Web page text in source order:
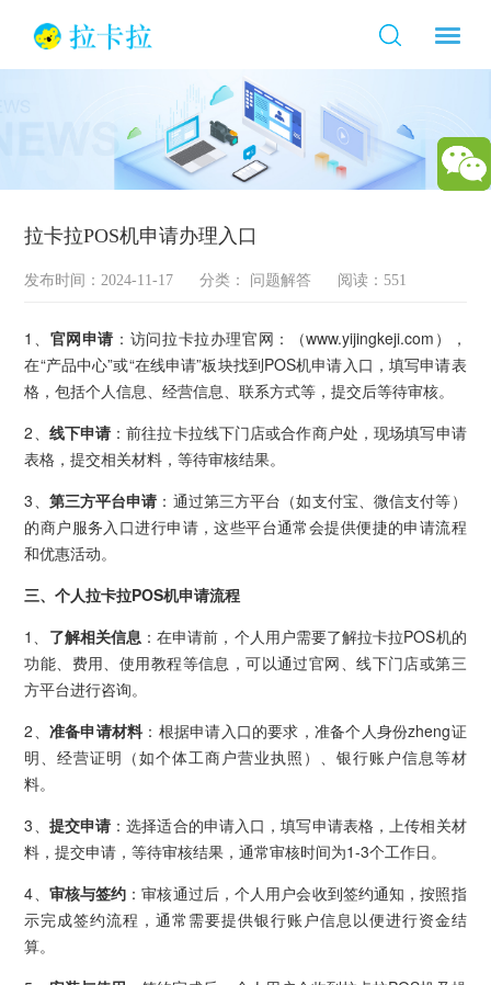
拉卡拉POS机申请办理入口
发布时间：2024-11-17 分类： 问题解答 阅读：551
1、 官网申请 ：访问拉卡拉办理官网：（www.yijingkeji.com），
在“产品中心”或“在线申请”板块找到POS机申请入口，填写申请表
格，包括个人信息、经营信息、联系方式等，提交后等待审核。
2、 线下申请 ：前往拉卡拉线下门店或合作商户处，现场填写申请
表格，提交相关材料，等待审核结果。
3、 第三方平台申请 ：通过第三方平台（如支付宝、微信支付等）
的商户服务入口进行申请，这些平台通常会提供便捷的申请流程
和优惠活动。
三、个人拉卡拉POS机申请流程
1、 了解相关信息 ：在申请前，个人用户需要了解拉卡拉POS机的
功能、费用、使用教程等信息，可以通过官网、线下门店或第三
方平台进行咨询。
2、 准备申请材料 ：根据申请入口的要求，准备个人身份zheng证
明、经营证明（如个体工商户营业执照）、银行账户信息等材
料。
3、 提交申请 ：选择适合的申请入口，填写申请表格，上传相关材
料，提交申请，等待审核结果，通常审核时间为1-3个工作日。
4、 审核与签约 ：审核通过后，个人用户会收到签约通知，按照指
示完成签约流程，通常需要提供银行账户信息以便进行资金结
算。